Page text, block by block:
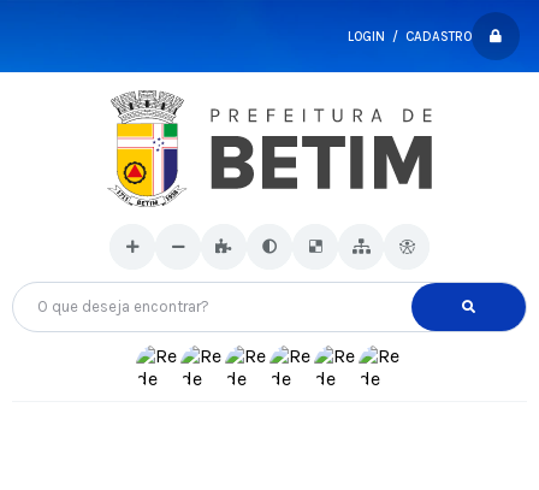
LOGIN / CADASTRO
O que deseja encontrar?